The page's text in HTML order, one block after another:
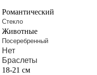
Романтический
Стекло
Животные
Посеребренный
Нет
Браслеты
18-21 см